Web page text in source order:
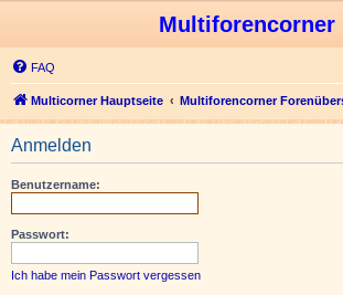
Multiforencorner
FAQ
Multicorner Hauptseite Multiforencorner
Anmelden
Benutzername:
Passwort:
Ich habe mein Passwort vergessen